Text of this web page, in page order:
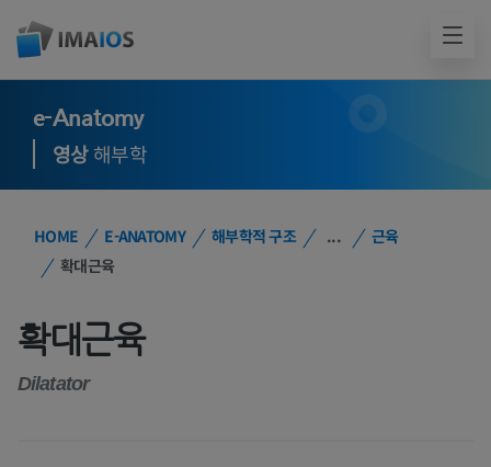
e-Anatomy
영상해부학
HOME E-ANATOMY 해부학적 구조 ...
근육
확대근육
확대근육
Dilatator